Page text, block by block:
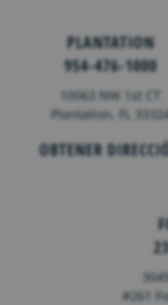
PLANTATION
954-476-1000
10063 NW 1st CT
Plantation, FL
OBTENER
#261